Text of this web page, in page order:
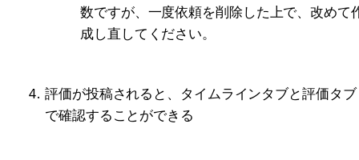
数ですが、一度依頼を削除した上で、改めて
成し直してください。
評価が投稿されると、タイムラインタブと評価タブ
で確認することができる